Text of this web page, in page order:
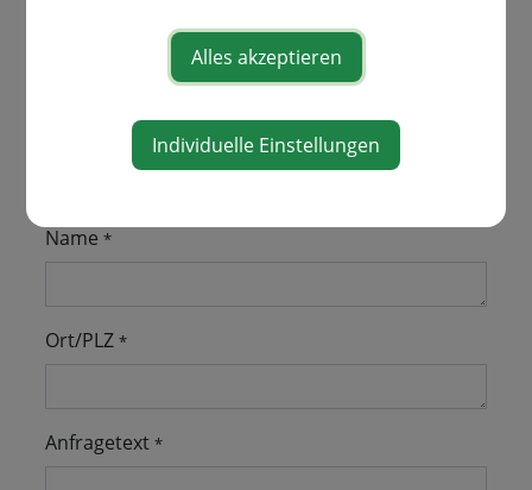
Ihre Telefonnummer*
Name *
Ort/PLZ *
Anfragetext *
Alles akzeptieren
Individuelle Einstellungen